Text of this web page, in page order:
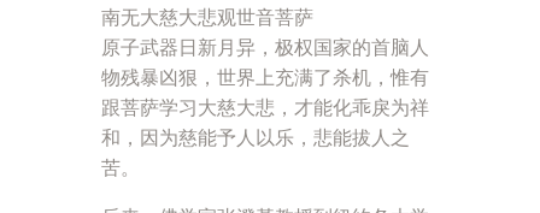
南无大慈大悲观世音菩萨
原子武器日新月异，极权国家的首脑人
物残暴凶狠，世界上充满了杀机，惟有
跟菩萨学习大慈大悲，才能化乖戾为祥
和，因为慈能予人以乐，悲能拔人之
苦。